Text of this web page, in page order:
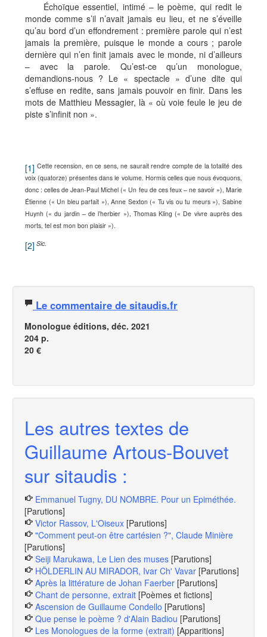
Échoïque essentiel, intimé – le poème, qui redit le
monde comme s’il n’avait jamais eu lieu, et ne s’éveille
qu’au bord d’un effondrement : première parole qui n’est
jamais la première, puisque le monde a cours ; parole
dernière qui n’en finit jamais avec le monde, ni d’ailleurs
– avec la parole. Qu’est-ce qu’un monologue,
demandions-nous ? Le « spectacle » d’une dite qui
s’effuse en redite, sans jamais pouvoir en finir. Dans les
mots de Matthieu Messagier, là « où voie feule le jeu de
piste s’infinit non ».
[1] Cette recension, en ce sens, ne saurait rendre compte de la totalité des
voix (quatorze) présentes dans le volume. Hormis celles que nous évoquons,
donc : celles de Jean-Paul Michel (« Un feu de ces feux – ne savoir »), Marie
Étienne (« Un bleu parfait »), Anne Sexton (« Tu vis ou tu meurs »), Sabine
Huynh (« du jardin – de l’herbier »), Thomas Kling (« De vivre auprès des
morts, tel est mon bon plaisir »).
[2] Sic.
Le commentaire de sitaudis.fr
Monologue éditions, déc. 2021
204 p.
20 €
Les autres textes de
Guillaume Artous-Bouvet
sur sitaudis :
Emmanuel Tugny, DU NOMBRE. Pour un Epiméthée.
[Parutions]
Victor Rassov, L'Oiseux [Parutions]
"Comment peut-on être cartésien ?", Claude Minière
[Parutions]
Seiji Marukawa, Le Lien des muses [Parutions]
HÖLDERLIN AU MIRADOR, Ivar Ch' Vavar [Parutions]
Après la littérature de Johan Faerber [Parutions]
Chant de personne, extrait [Poèmes et fictions]
Ascension de Guillaume Condello [Parutions]
Que pense le poème ? d'Alain Badiou [Parutions]
Les Monologues de la forme (extrait) [Apparitions]